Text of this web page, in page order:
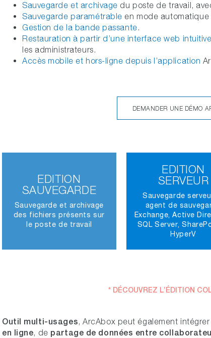
Sauvegarde et archivage du poste de travail,
Sauvegarde paramétrable en mode automatique
Gestion de la bande passante.
Restauration à partir d’une interface web intuitive
les administrateurs.
Accès mobile et hors-ligne depuis l’application
DEMANDER UNE DÉMO
EDITION
SAUVEGARDE
Sauvegarde et archivage
des fichiers présents sur
le poste de travail
EDITION
SERVEUR
Sauvegarde
agent de
Exchange, Active
SQL Server,
HyperV
* DÉCOUVREZ L’ÉDITION
Outil multi-usages, ArcAbox peut également
en ligne, de partage de données entre